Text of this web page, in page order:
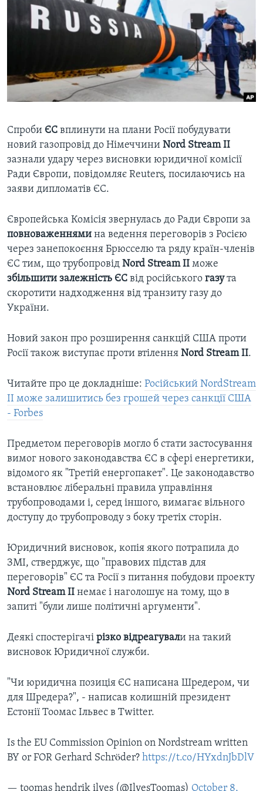
СУСПІЛЬСТВО
ЕКОНОМІКА
ТЕЛЕПРОГРАМИ
БРИФІНГ ГОЛОСУ АМЕРИКИ
СТУДІЯ ВАШИНГТОН
ПРАЙМ-ТАЙМ
ПОГЛЯД З ВАШИНГТОНА
Learning English
Мови
Спроби ЄС вплинути на плани Росії побудувати
новий газопровід до Німеччини Nord Stream II
зазнали удару через висновки юридичної комісії
Ради Європи, повідомляє Reuters, посилаючись на
заяви дипломатів ЄС.
Європейська Комісія звернулась до Ради Європи за
повноваженнями на ведення переговорів з Росією
через занепокоєння Брюсселю та ряду країн-членів
ЄС тим, що трубопровід Nord Stream II може
збільшити залежність ЄС від російського газута
скоротити надходження від транзиту газу до
України.
Новий закон про розширення санкцій США проти
Росії також виступає проти втілення Nord Stream II.
Читайте про це докладніше: Російський NordStream
II може залишитись без грошей через санкції США
- Forbes
Предметом переговорів могло б стати застосування
вимог нового законодавства ЄС в сфері енергетики,
відомого як "Третій енергопакет". Це законодавство
встановлює ліберальні правила управління
трубопроводами і, серед іншого, вимагає вільного
доступу до трубопроводу з боку третіх сторін.
Юридичний висновок, копія якого потрапила до
ЗМІ, стверджує, що "правових підстав для
переговорів" ЄС та Росії з питання побудови проекту
Nord Stream II немає і наголошує на тому, що в
запиті "були лише політичні аргументи".
Деякі спостерігачі різко відреагували на такий
висновок Юридичної служби.
"Чи юридична позиція ЄС написана Шредером, чи
для Шредера?", - написав колишній президент
Естонії Тоомас Ільвес в Twitter.
Is the EU Commission Opinion on Nordstream written
BY or FOR Gerhard Schröder? https://t.co/HYxdnJbDlV
— toomas hendrik ilves (@IlvesToomas) October 8,